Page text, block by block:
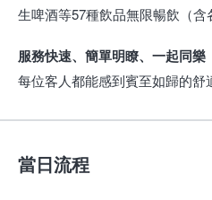
生啤酒等57種飲品無限暢飲（含
服務快速、簡單明瞭、一起同樂
每位客人都能感到賓至如歸的舒
當日流程